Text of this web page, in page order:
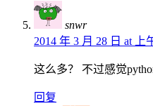
snwr
2014 年 3 月 28 日 at 上
这么多？ 不过感觉
回复